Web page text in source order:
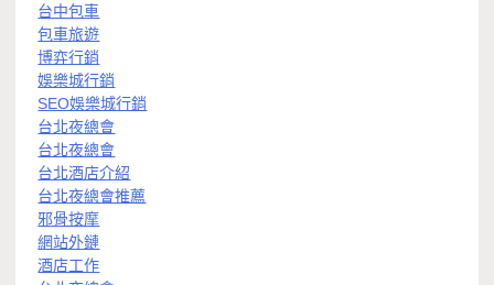
台中包車
包車旅遊
博弈行銷
娛樂城行銷
SEO娛樂城行銷
台北夜總會
台北夜總會
台北酒店介紹
台北夜總會推薦
邪骨按摩
網站外鏈
酒店工作